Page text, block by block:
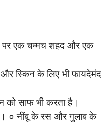
पर एक चम्मच शहद और एक
स्किन के लिए भी फायदेमंद
को साफ भी करता है।
० नींबू के रस और गुलाब के